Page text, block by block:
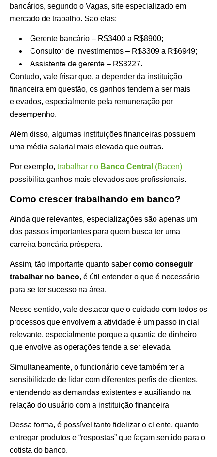
bancários, segundo o Vagas, site especializado em
mercado de trabalho. São elas:
Gerente bancário – R$3400 a R$8900;
Consultor de investimentos – R$3309 a R$6949;
Assistente de gerente – R$3227.
Contudo, vale frisar que, a depender da instituição
financeira em questão, os ganhos tendem a ser mais
elevados, especialmente pela remuneração por
desempenho.
Além disso, algumas instituições financeiras possuem
uma média salarial mais elevada que outras.
Por exemplo, trabalhar no Banco Central (Bacen)
possibilita ganhos mais elevados aos profissionais.
Como crescer trabalhando em banco?
Ainda que relevantes, especializações são apenas um
dos passos importantes para quem busca ter uma
carreira bancária próspera.
Assim, tão importante quanto saber como conseguir
trabalhar no banco, é útil entender o que é necessário
para se ter sucesso na área.
Nesse sentido, vale destacar que o cuidado com todos os
processos que envolvem a atividade é um passo inicial
relevante, especialmente porque a quantia de dinheiro
que envolve as operações tende a ser elevada.
Simultaneamente, o funcionário deve também ter a
sensibilidade de lidar com diferentes perfis de clientes,
entendendo as demandas existentes e auxiliando na
relação do usuário com a instituição financeira.
Dessa forma, é possível tanto fidelizar o cliente, quanto
entregar produtos e “respostas” que façam sentido para o
cotista do banco.